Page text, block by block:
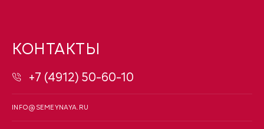
КОНТАКТЫ
+7 (4912) 50-60-10
INFO@SEMEYNAYA.RU